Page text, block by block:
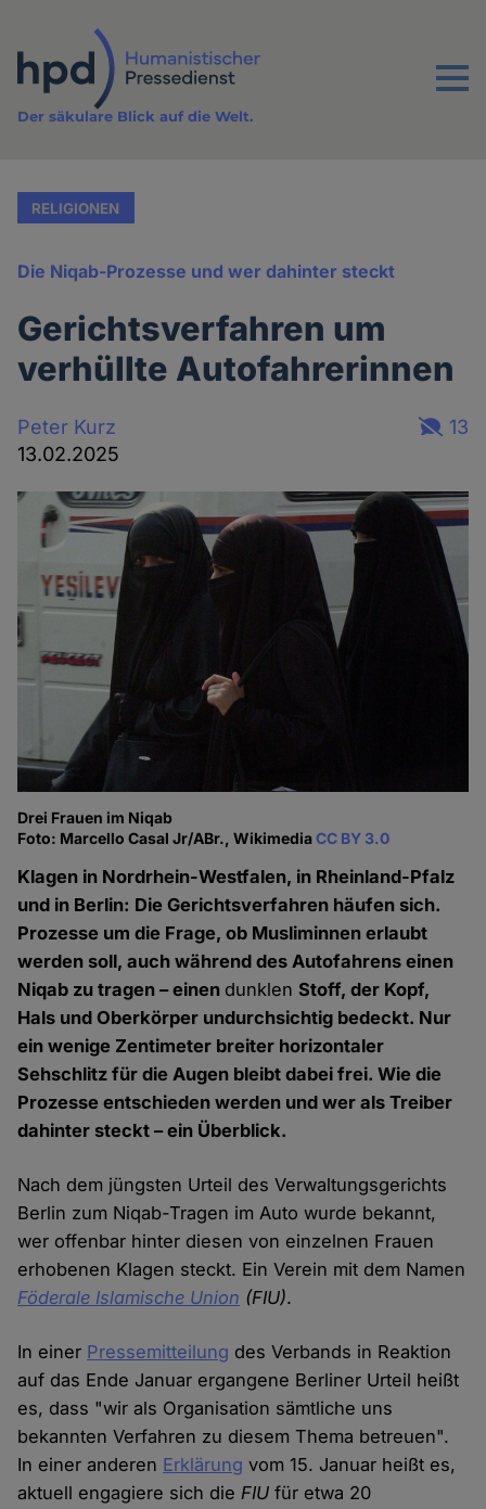
Inhalt
Menu
Der säkulare Blick auf die Welt.
RELIGIONEN
Die Niqab-Prozesse und wer dahinter steckt
Gerichtsverfahren um
verhüllte Autofahrerinnen
Peter Kurz
13.02.2025
13
Drei Frauen im Niqab
Foto: Marcello Casal Jr/ABr., WikimediaCC BY 3.0
Klagen in Nordrhein-Westfalen, in Rheinland-Pfalz
und in Berlin: Die Gerichtsverfahren häufen sich.
Prozesse um die Frage, ob Musliminnen erlaubt
werden soll, auch während des Autofahrens einen
Niqab zu tragen – einen dunklenStoff, der Kopf,
Hals und Oberkörper undurchsichtig bedeckt. Nur
ein wenige Zentimeter breiter horizontaler
Sehschlitz für die Augen bleibt dabei frei. Wie die
Prozesse entschieden werden und wer als Treiber
dahinter steckt – ein Überblick.
Nach dem jüngsten Urteil des Verwaltungsgerichts
Berlin zum Niqab-Tragen im Auto wurde bekannt,
wer offenbar hinter diesen von einzelnen Frauen
erhobenen Klagen steckt. Ein Verein mit dem Namen
Föderale Islamische Union (FIU).
In einer Pressemitteilung des Verbands in Reaktion
auf das Ende Januar ergangene Berliner Urteil heißt
es, dass "wir als Organisation sämtliche uns
bekannten Verfahren zu diesem Thema betreuen".
In einer anderen Erklärung vom 15. Januar heißt es,
aktuell engagiere sich dieFIU für etwa 20